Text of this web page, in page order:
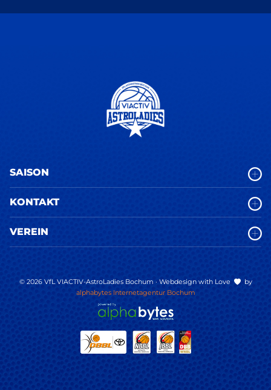
SAISON
KONTAKT
VEREIN
© 2026 VfL VIACTIV-AstroLadies Bochum · Webdesign with Love
by
alphabytes Internetagentur Bochum